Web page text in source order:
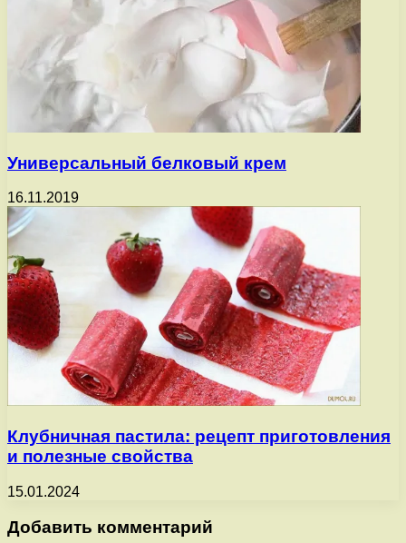
Универсальный белковый крем
16.11.2019
Клубничная пастила: рецепт приготовления
и полезные свойства
15.01.2024
Добавить комментарий